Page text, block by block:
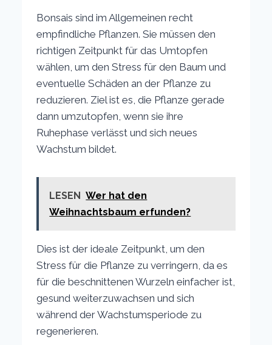
Bonsais sind im Allgemeinen recht
empfindliche Pflanzen. Sie müssen den
richtigen Zeitpunkt für das Umtopfen
wählen, um den Stress für den Baum und
eventuelle Schäden an der Pflanze zu
reduzieren. Ziel ist es, die Pflanze gerade
dann umzutopfen, wenn sie ihre
Ruhephase verlässt und sich neues
Wachstum bildet.
LESEN Wer hat den
Weihnachtsbaum erfunden?
Dies ist der ideale Zeitpunkt, um den
Stress für die Pflanze zu verringern, da es
für die beschnittenen Wurzeln einfacher ist,
gesund weiterzuwachsen und sich
während der Wachstumsperiode zu
regenerieren.